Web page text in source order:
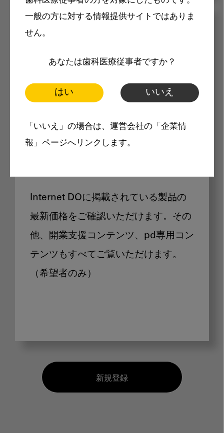
一般の方に対する情報提供サイトではありま
せん。
あなたは歯科医療従事者ですか？
はい いいえ
「いいえ」の場合は、運営会社の「企業情
報」ページへリンクします。
Internet DOに掲載されている
製品価格も閲覧可能
Internet DOに掲載されている製品の
最新価格をご確認いただけます。その
他、開業支援コンテンツ、pd専用コン
テンツもすべてご覧いただけます。
（希望者のみ）
新規登録